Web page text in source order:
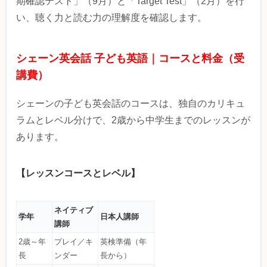
い、聴く力と読む力の理解度を確認します。
シェーン英会話 子ども英語｜コースと料金（受
講費）
シェーンの子ども英会話のコースは、独⾃のカリキュ
ラムとレベル分けで、2歳から中学⽣までのレッスンが
あります。
【レッスンコースとレベル】
学年
ネイティブ
講師
日本人講師
2歳～年
長
プレイ／キ
ンダー
英検準備（年
長から）